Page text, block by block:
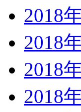
2018
2018
2018
2018